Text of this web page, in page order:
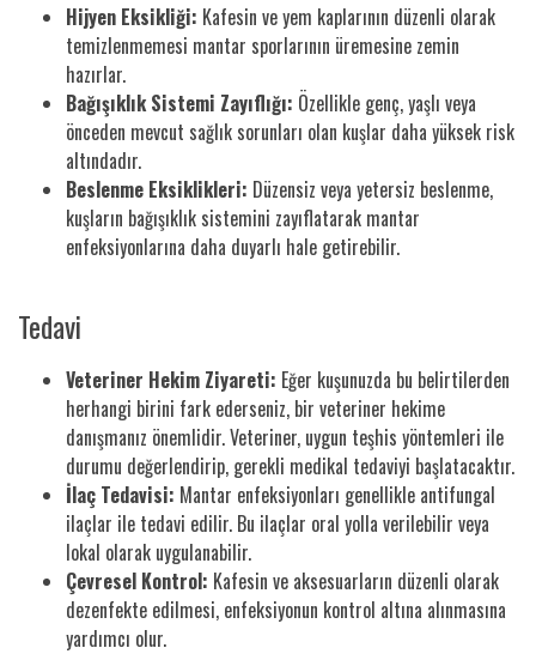
Hijyen Eksikliği: Kafesin ve yem kaplarının düzenli olarak
temizlenmemesi mantar sporlarının üremesine zemin
hazırlar.
Bağışıklık Sistemi Zayıflığı: Özellikle genç, yaşlı veya
önceden mevcut sağlık sorunları olan kuşlar daha yüksek risk
altındadır.
Beslenme Eksiklikleri: Düzensiz veya yetersiz beslenme,
kuşların bağışıklık sistemini zayıflatarak mantar
enfeksiyonlarına daha duyarlı hale getirebilir.
Tedavi
Veteriner Hekim Ziyareti: Eğer kuşunuzda bu belirtilerden
herhangi birini fark ederseniz, bir veteriner hekime
danışmanız önemlidir. Veteriner, uygun teşhis yöntemleri ile
durumu değerlendirip, gerekli medikal tedaviyi başlatacaktır.
İlaç Tedavisi: Mantar enfeksiyonları genellikle antifungal
ilaçlar ile tedavi edilir. Bu ilaçlar oral yolla verilebilir veya
lokal olarak uygulanabilir.
Çevresel Kontrol: Kafesin ve aksesuarların düzenli olarak
dezenfekte edilmesi, enfeksiyonun kontrol altına alınmasına
yardımcı olur.